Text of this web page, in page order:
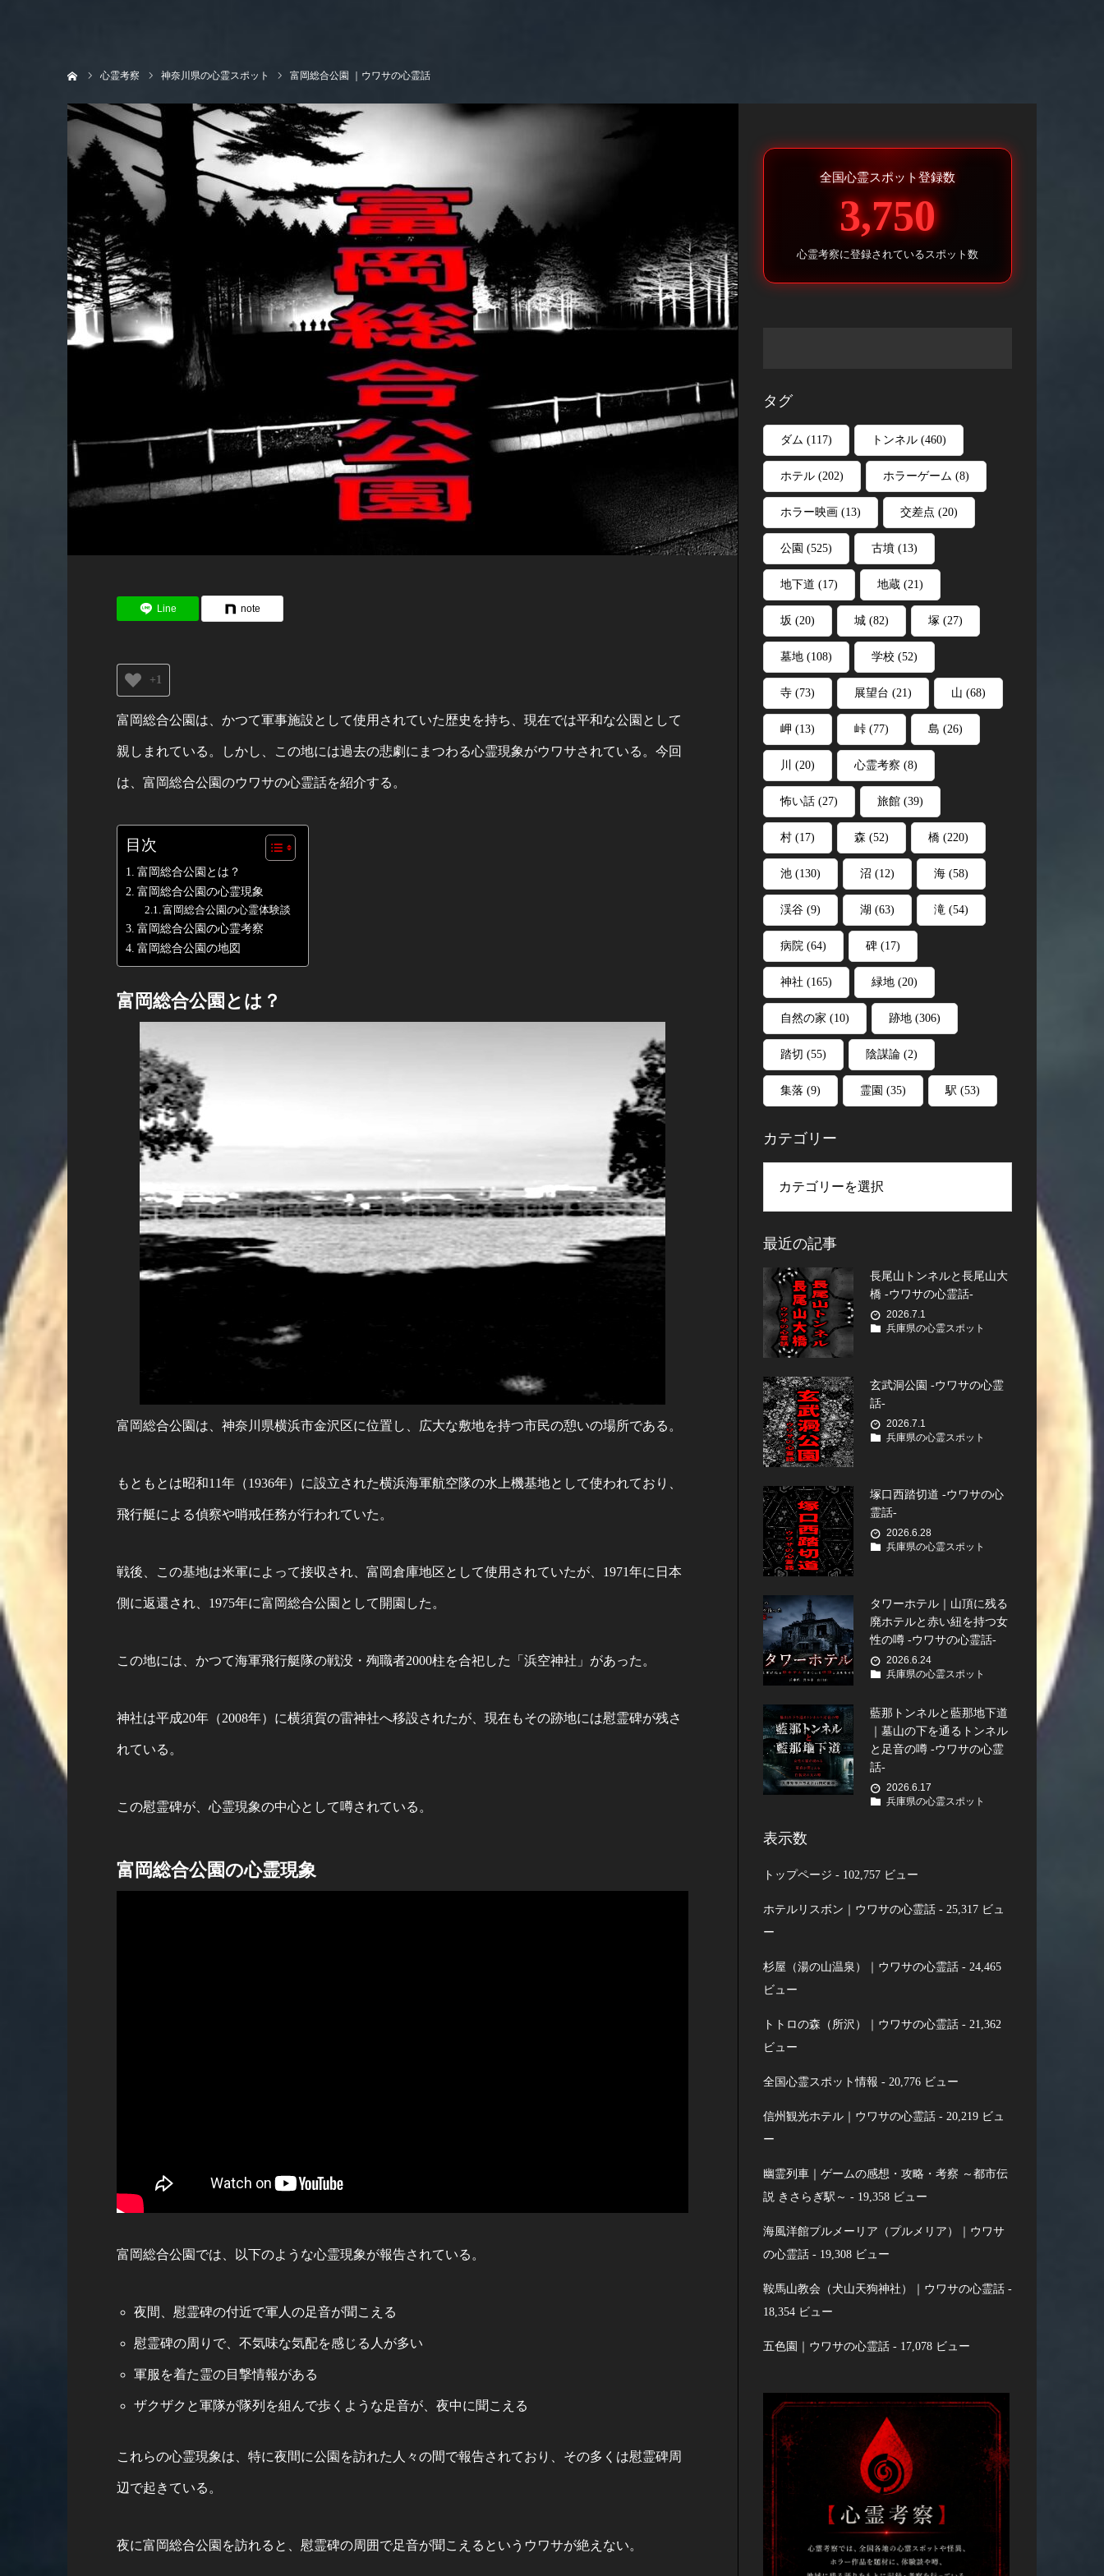
心霊考察 神奈川県の心霊スポット 富岡総合公園 ｜ウワサの心霊話
Line note
+1
富岡総合公園は、かつて軍事施設として使用されていた歴史を持ち、現在では平和な公園として
親しまれている。しかし、この地には過去の悲劇にまつわる心霊現象がウワサされている。今回
は、富岡総合公園のウワサの心霊話を紹介する。
目次
富岡総合公園とは？
富岡総合公園の心霊現象
富岡総合公園の心霊体験談
富岡総合公園の心霊考察
富岡総合公園の地図
富岡総合公園とは？
富岡総合公園は、神奈川県横浜市金沢区に位置し、広大な敷地を持つ市民の憩いの場所である。
もともとは昭和11年（1936年）に設立された横浜海軍航空隊の水上機基地として使われており、
飛行艇による偵察や哨戒任務が行われていた。
戦後、この基地は米軍によって接収され、富岡倉庫地区として使用されていたが、1971年に日本
側に返還され、1975年に富岡総合公園として開園した。
この地には、かつて海軍飛行艇隊の戦没・殉職者2000柱を合祀した「浜空神社」があった。
神社は平成20年（2008年）に横須賀の雷神社へ移設されたが、現在もその跡地には慰霊碑が残さ
れている。
この慰霊碑が、心霊現象の中心として噂されている。
富岡総合公園の心霊現象
富岡総合公園では、以下のような心霊現象が報告されている。
夜間、慰霊碑の付近で軍人の足音が聞こえる
慰霊碑の周りで、不気味な気配を感じる人が多い
軍服を着た霊の目撃情報がある
ザクザクと軍隊が隊列を組んで歩くような足音が、夜中に聞こえる
これらの心霊現象は、特に夜間に公園を訪れた人々の間で報告されており、その多くは慰霊碑周
辺で起きている。
夜に富岡総合公園を訪れると、慰霊碑の周囲で足音が聞こえるというウワサが絶えない。
全国心霊スポット登録数
3,750
心霊考察に登録されているスポット数
タグ
ダム (117) トンネル (460)
ホテル (202) ホラーゲーム (8)
ホラー映画 (13) 交差点 (20)
公園 (525) 古墳 (13)
地下道 (17) 地蔵 (21)
坂 (20) 城 (82) 塚 (27)
墓地 (108) 学校 (52)
寺 (73) 展望台 (21) 山 (68)
岬 (13) 峠 (77) 島 (26)
川 (20) 心霊考察 (8)
怖い話 (27) 旅館 (39)
村 (17) 森 (52) 橋 (220)
池 (130) 沼 (12) 海 (58)
渓谷 (9) 湖 (63) 滝 (54)
病院 (64) 碑 (17)
神社 (165) 緑地 (20)
自然の家 (10) 跡地 (306)
踏切 (55) 陰謀論 (2)
集落 (9) 霊園 (35) 駅 (53)
カテゴリー
最近の記事
長尾山トンネルと長尾山大
橋 -ウワサの心霊話-
2026.7.1
兵庫県の心霊スポット
玄武洞公園 -ウワサの心霊
話-
2026.7.1
兵庫県の心霊スポット
塚口西踏切道 -ウワサの心
霊話-
2026.6.28
兵庫県の心霊スポット
タワーホテル｜山頂に残る
廃ホテルと赤い紐を持つ女
性の噂 -ウワサの心霊話-
2026.6.24
兵庫県の心霊スポット
藍那トンネルと藍那地下道
｜墓山の下を通るトンネル
と足音の噂 -ウワサの心霊
話-
2026.6.17
兵庫県の心霊スポット
表示数
トップページ - 102,757 ビュー
ホテルリスボン｜ウワサの心霊話 - 25,317 ビュ
ー
杉屋（湯の山温泉）｜ウワサの心霊話 - 24,465
ビュー
トトロの森（所沢）｜ウワサの心霊話 - 21,362
ビュー
全国心霊スポット情報 - 20,776 ビュー
信州観光ホテル｜ウワサの心霊話 - 20,219 ビュ
ー
幽霊列車｜ゲームの感想・攻略・考察 ～都市伝
説 きさらぎ駅～ - 19,358 ビュー
海風洋館プルメーリア（プルメリア）｜ウワサ
の心霊話 - 19,308 ビュー
鞍馬山教会（犬山天狗神社）｜ウワサの心霊話 -
18,354 ビュー
五色園｜ウワサの心霊話 - 17,078 ビュー